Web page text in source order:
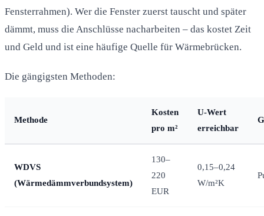
Fensterrahmen). Wer die Fenster zuerst tauscht und später
dämmt, muss die Anschlüsse nacharbeiten – das kostet Zeit
und Geld und ist eine häufige Quelle für Wärmebrücken.
Die gängigsten Methoden:
Methode
Kosten
pro m²
U-Wert
erreichbar
WDVS
(Wärmedämmverbundsystem)
130–
220
EUR
0,15–0,24
W/m²K